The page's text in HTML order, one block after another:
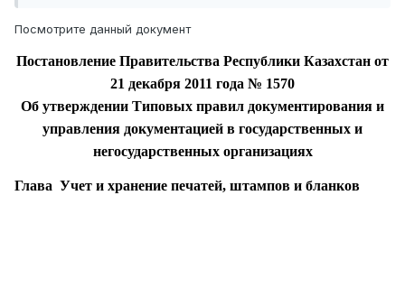
Посмотрите данный документ
Постановление Правительства Республики Казахстан от
21 декабря 2011 года № 1570
Об утверждении Типовых правил документирования и
управления документацией в государственных и
негосударственных организациях
Глава Учет и хранение печатей, штампов и бланков